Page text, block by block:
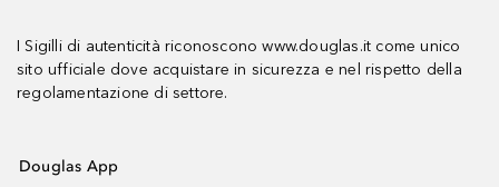
I Sigilli di autenticità riconoscono www.douglas.it come unico
sito ufficiale dove acquistare in sicurezza e nel rispetto della
regolamentazione di settore.
Douglas App